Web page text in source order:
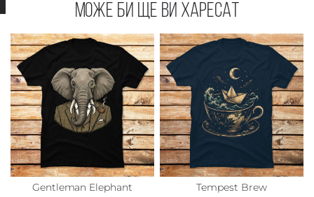
Може би ще ви харесат
Gentleman Elephant Tempest Brew